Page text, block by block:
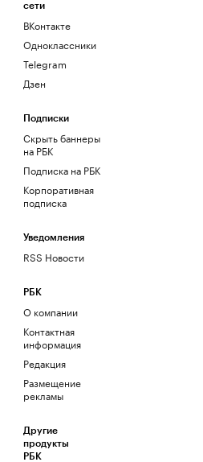
сети
ВКонтакте
Одноклассники
Telegram
Дзен
Подписки
Скрыть баннеры
на РБК
Подписка на РБК
Корпоративная
подписка
Уведомления
RSS Новости
РБК
О компании
Контактная
информация
Редакция
Размещение
рекламы
Другие
продукты
РБК